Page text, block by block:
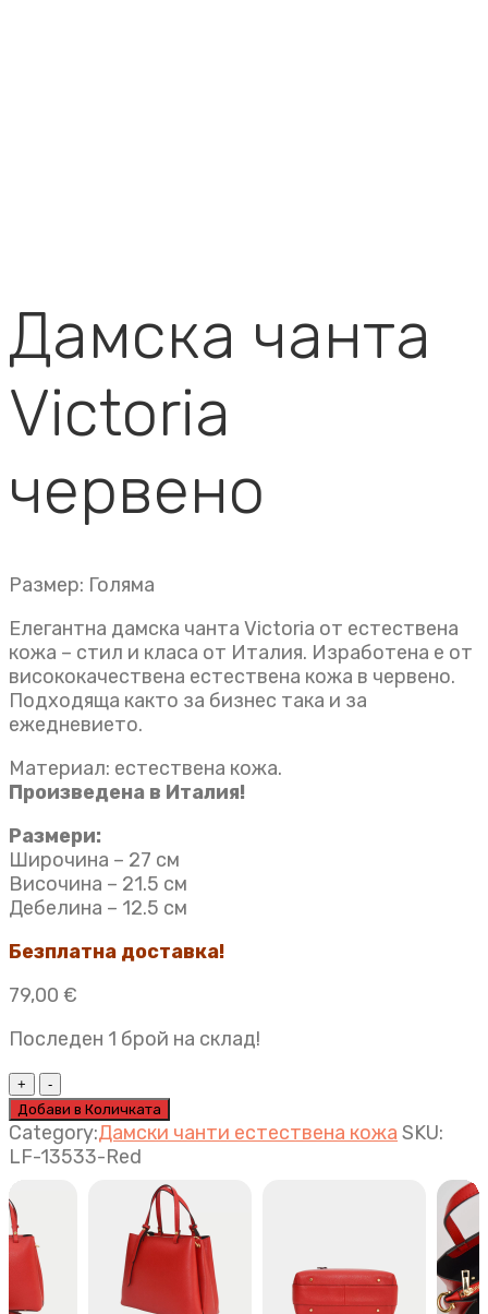
Дамска чанта
Victoria
червено
Размер: Голяма
Елегантна дамска чанта Victoria от естествена
кожа – стил и класа от Италия. Изработена е от
висококачествена естествена кожа в червено.
Подходяща както за бизнес така и за
ежедневието.
Материал: естествена кожа.
Произведена в Италия!
Размери:
Широчина – 27 см
Височина – 21.5 см
Дебелина – 12.5 см
Безплатна доставка!
79,00 €
Последен 1 брой на склад!
Дамска
чанта
Victoria
червено
Добави в Количката
Category:Дамски чанти естествена кожа SKU:
LF-13533-Red